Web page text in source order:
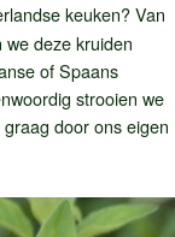
keuken? Van
deze kruiden
of Spaans
strooien we
door ons eigen